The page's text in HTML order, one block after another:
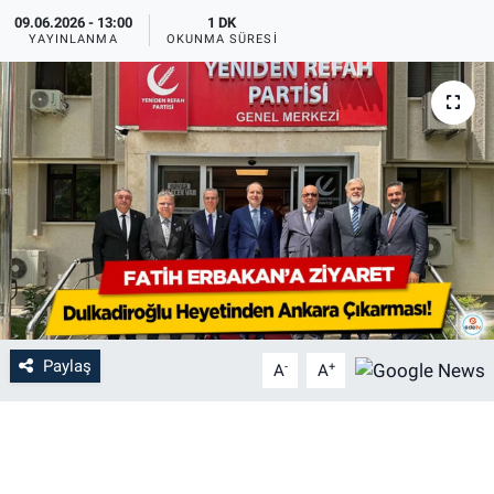
09.06.2026 - 13:00
YAYINLANMA
1 DK
OKUNMA SÜRESI
Paylaş A- A+